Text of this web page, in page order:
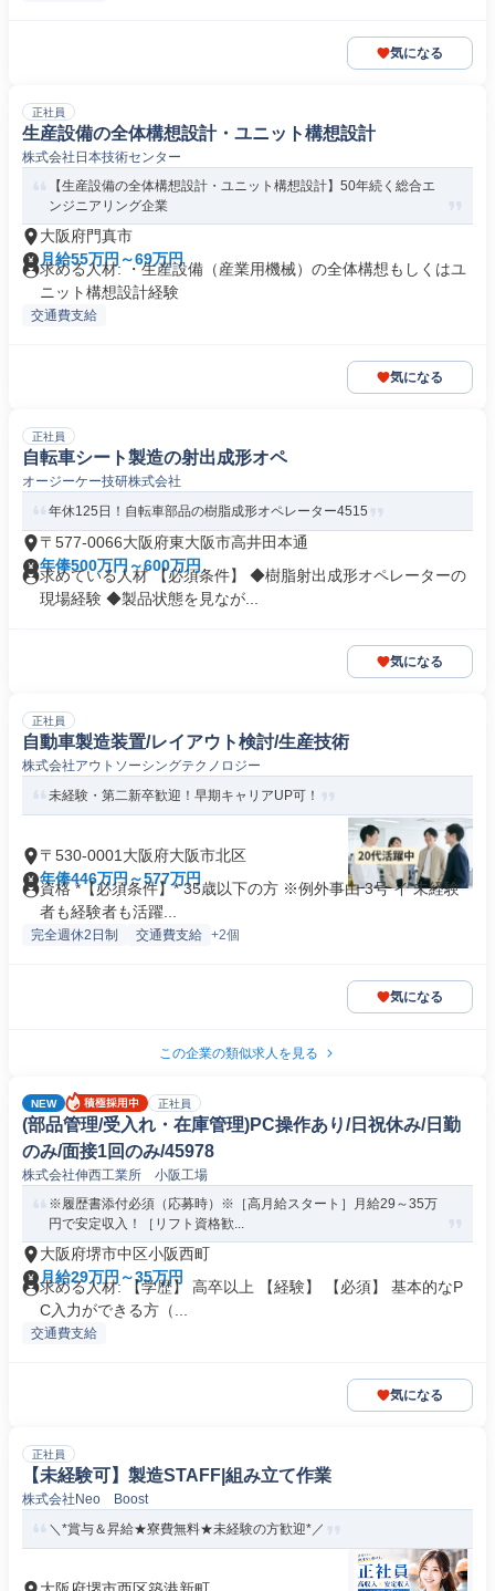
気になる
正社員
生産設備の全体構想設計・ユニット構想設計
株式会社日本技術センター
【生産設備の全体構想設計・ユニット構想設計】50年続く総合エ
ンジニアリング企業
大阪府門真市
月給55万円～69万円
求める人材: ・生産設備（産業用機械）の全体構想もしくはユ
ニット構想設計経験
交通費支給
気になる
正社員
自転車シート製造の射出成形オペ
オージーケー技研株式会社
年休125日！自転車部品の樹脂成形オペレーター4515
〒577-0066大阪府東大阪市高井田本通
年俸500万円～600万円
求めている人材 【必須条件】 ◆樹脂射出成形オペレーターの
現場経験 ◆製品状態を見なが...
気になる
正社員
自動車製造装置/レイアウト検討/生産技術
株式会社アウトソーシングテクノロジー
未経験・第二新卒歓迎！早期キャリアUP可！
〒530-0001大阪府大阪市北区
年俸446万円～577万円
資格 *【必須条件】* 35歳以下の方 ※例外事由 3号 イ 未経験
者も経験者も活躍...
完全週休2日制 交通費支給 +2個
気になる
この企業の類似求人を見る
NEW 正社員
(部品管理/受入れ・在庫管理)PC操作あり/日祝休み/日勤
のみ/面接1回のみ/45978
株式会社伸西工業所 小阪工場
※履歴書添付必須（応募時）※［高月給スタート］月給29～35万
円で安定収入！［リフト資格歓...
大阪府堺市中区小阪西町
月給29万円～35万円
求める人材: 【学歴】 高卒以上 【経験】 【必須】 基本的なP
C入力ができる方（...
交通費支給
気になる
正社員
【未経験可】製造STAFF|組み立て作業
株式会社Neo Boost
＼*賞与＆昇給★寮費無料★未経験の方歓迎*／